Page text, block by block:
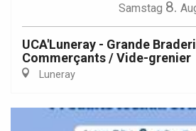
Samstag 8.
UCA'Luneray - Grande
Commerçants / Vide-grenier
Luneray